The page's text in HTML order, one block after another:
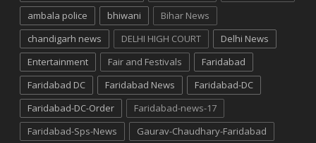
ambala police
bhiwani
Bihar News
chandigarh news
DELHI HIGH COURT
Delhi News
Entertainment
Fair and Festivals
Faridabad
Faridabad DC
Faridabad News
Faridabad-DC
Faridabad-DC-Order
Faridabad-news-17
Faridabad-Sps-News
Gaurav-Chaudhary-Faridabad